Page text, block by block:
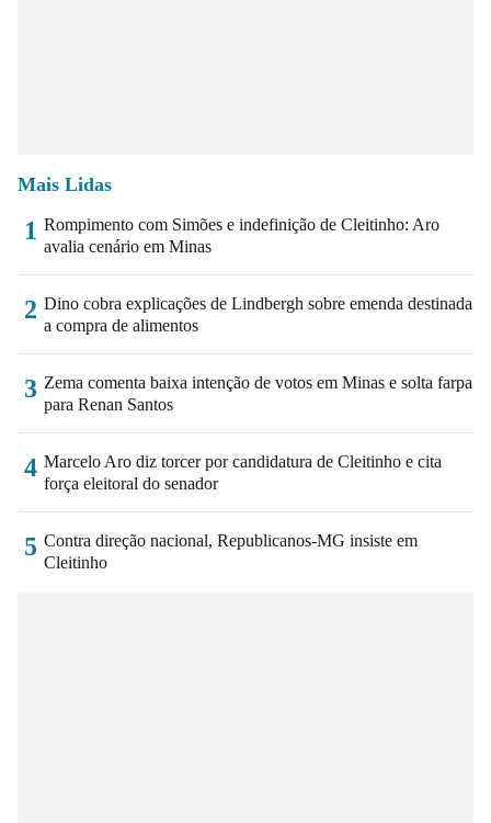
Mais Lidas
1 Rompimento com Simões e indefinição de Cleitinho: Aro
avalia cenário em Minas
2 Dino cobra explicações de Lindbergh sobre emenda destinada
a compra de alimentos
3 Zema comenta baixa intenção de votos em Minas e solta farpa
para Renan Santos
4 Marcelo Aro diz torcer por candidatura de Cleitinho e cita
força eleitoral do senador
5 Contra direção nacional, Republicanos-MG insiste em
Cleitinho